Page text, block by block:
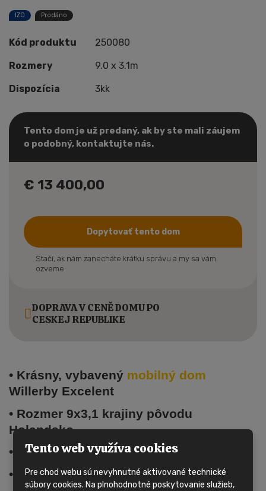
IZO Prodáno
Kód produktu 250080
Rozmery 9.0 x 3.1m
Dispozícia 3kk
Tento dom je už predaný, ak by ste mali záujem
o podobný, kontaktujte nás.
€ 13 400,00
Dopytovať tento dom
Stačí, ak nám zanecháte krátku správu a my sa vám
ozveme.
DOPRAVA V CENĚ DOMU PO
CESKEJ REPUBLIKE
• Krásny, vybavený mobilný dom
Willerby Excelent
• Rozmer 9x3,1 krajiny pôvodu
Holandsko
• Tentomobilný dommá dva vchody
• Dom nemá inštalované vykurovanie
Tento web využíva cookies
Pre chod webu sú nevyhnutné aktivované technické
súbory cookies. Na plnohodnotné poskytovanie služieb,